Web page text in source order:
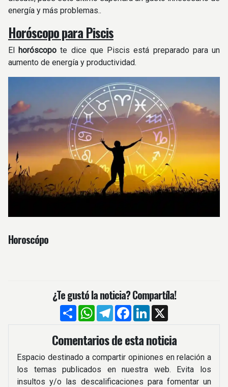
energía y más problemas..
Horóscopo para Piscis
El horóscopo te dice que Piscis está preparado para un
aumento de energía y productividad.
Horoscópo
¿Te gustó la noticia? Compartíla!
CompartirWhatsApp
TelegramFacebook
LinkedIn
Comentarios de esta noticia
Espacio destinado a compartir opiniones en relación a
los temas publicados en nuestra web. Evita los
insultos y/o las descalificaciones para fomentar un